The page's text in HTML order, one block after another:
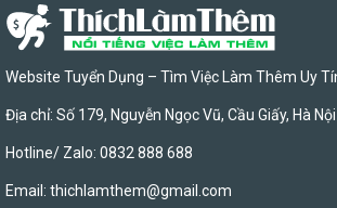
Website Tuyển Dụng – Tìm Việc Làm Thêm Uy
Địa chỉ: Số 179, Nguyễn Ngọc Vũ, Cầu Giấy, Hà Nội
Hotline/ Zalo: 0832 888 688
Email: thichlamthem@gmail.com